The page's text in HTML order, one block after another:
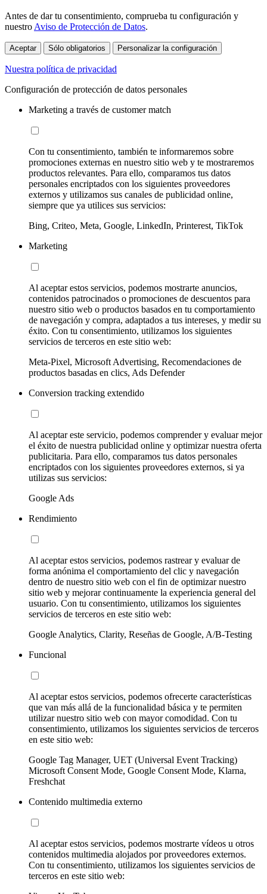
Antes de dar tu consentimiento, comprueba tu configuración y
nuestro Aviso de Protección de Datos.
Aceptar Sólo obligatorios Personalizar la configuración
Nuestra política de privacidad
Configuración de protección de datos personales
Marketing a través de customer match
Con tu consentimiento, también te informaremos sobre
promociones externas en nuestro sitio web y te mostraremos
productos relevantes. Para ello, comparamos tus datos
personales encriptados con los siguientes proveedores
externos y utilizamos sus canales de publicidad online,
siempre que ya utilices sus servicios:
Bing, Criteo, Meta, Google, LinkedIn, Printerest, TikTok
Marketing
Al aceptar estos servicios, podemos mostrarte anuncios,
contenidos patrocinados o promociones de descuentos para
nuestro sitio web o productos basados en tu comportamiento
de navegación y compra, adaptados a tus intereses, y medir su
éxito. Con tu consentimiento, utilizamos los siguientes
servicios de terceros en este sitio web:
Meta-Pixel, Microsoft Advertising, Recomendaciones de
productos basadas en clics, Ads Defender
Conversion tracking extendido
Al aceptar este servicio, podemos comprender y evaluar mejor
el éxito de nuestra publicidad online y optimizar nuestra oferta
publicitaria. Para ello, comparamos tus datos personales
encriptados con los siguientes proveedores externos, si ya
utilizas sus servicios:
Google Ads
Rendimiento
Al aceptar estos servicios, podemos rastrear y evaluar de
forma anónima el comportamiento del clic y navegación
dentro de nuestro sitio web con el fin de optimizar nuestro
sitio web y mejorar continuamente la experiencia general del
usuario. Con tu consentimiento, utilizamos los siguientes
servicios de terceros en este sitio web:
Google Analytics, Clarity, Reseñas de Google, A/B-Testing
Funcional
Al aceptar estos servicios, podemos ofrecerte características
que van más allá de la funcionalidad básica y te permiten
utilizar nuestro sitio web con mayor comodidad. Con tu
consentimiento, utilizamos los siguientes servicios de terceros
en este sitio web:
Google Tag Manager, UET (Universal Event Tracking)
Microsoft Consent Mode, Google Consent Mode, Klarna,
Freshchat
Contenido multimedia externo
Al aceptar estos servicios, podemos mostrarte vídeos u otros
contenidos multimedia alojados por proveedores externos.
Con tu consentimiento, utilizamos los siguientes servicios de
terceros en este sitio web: